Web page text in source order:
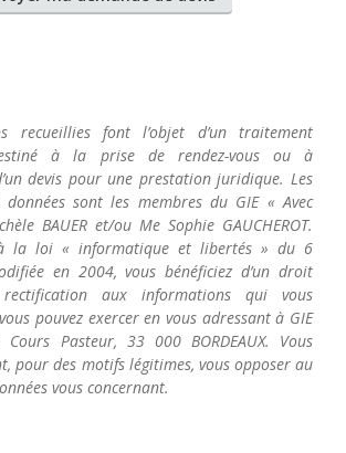
recueillies font l’objet d’un traitement
à la prise de rendez-vous ou à
devis pour une prestation juridique. Les
sont les membres du GIE « Avec
BAUER et/ou Me Sophie GAUCHEROT.
à la loi « informatique et libertés » du 6
en 2004, vous bénéficiez d’un droit
aux informations qui vous
pouvez exercer en vous adressant à GIE
Cours Pasteur, 33 000 BORDEAUX. Vous
pour des motifs légitimes, vous opposer au
vous concernant.